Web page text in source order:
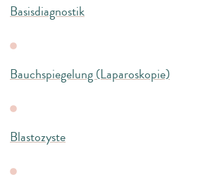
Basisdiagnostik
Bauchspiegelung (Laparoskopie)
Blastozyste